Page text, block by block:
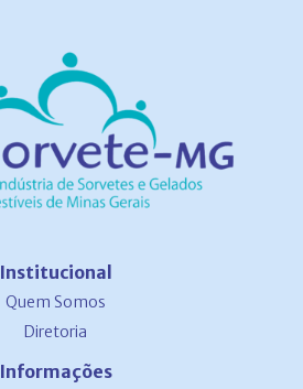
Institucional
Quem Somos
Diretoria
Informações